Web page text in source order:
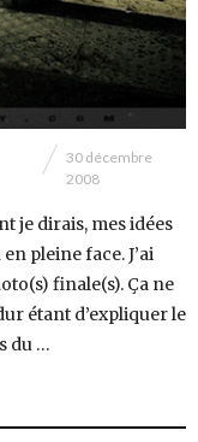
30 décembre
2008
je dirais, mes idées
pleine face. J’ai
finale(s). Ça ne
étant d’expliquer le
du …